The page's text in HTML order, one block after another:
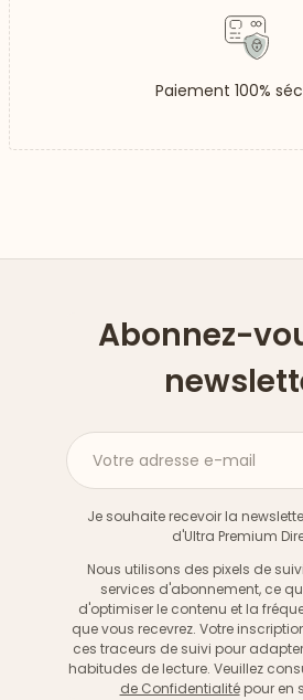
Paiement 100%
Abonnez-
Votre adresse e-mail
Je souhaite recevoir la
d'Ultra Premium
Nous utilisons des pixels de
services d'abonnement, ce
d'optimiser le contenu et la
que vous recevrez. Votre
ces traceurs de suivi pour
habitudes de lecture. Veuillez
de Confidentialitépour en